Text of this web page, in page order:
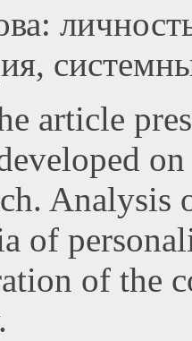
article
Analysis
of
of the